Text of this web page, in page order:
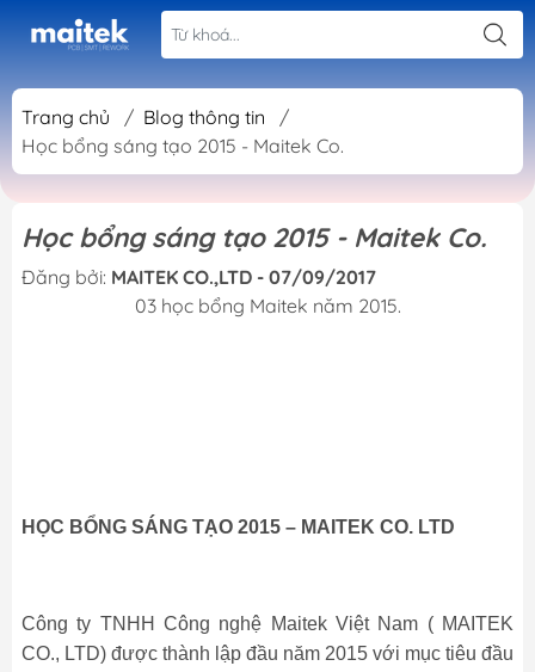
Trang chủ / Blog thông tin
/
Học bổng sáng tạo 2015 - Maitek Co.
Học bổng sáng tạo 2015 - Maitek Co.
Đăng bởi: MAITEK CO.,LTD - 07/09/2017
03 học bổng Maitek năm 2015.
HỌC BỔNG SÁNG TẠO 2015 – MAITEK CO. LTD
Công ty TNHH Công nghệ Maitek Việt Nam ( MAITEK
CO., LTD) được thành lập đầu năm 2015 với mục tiêu đầu